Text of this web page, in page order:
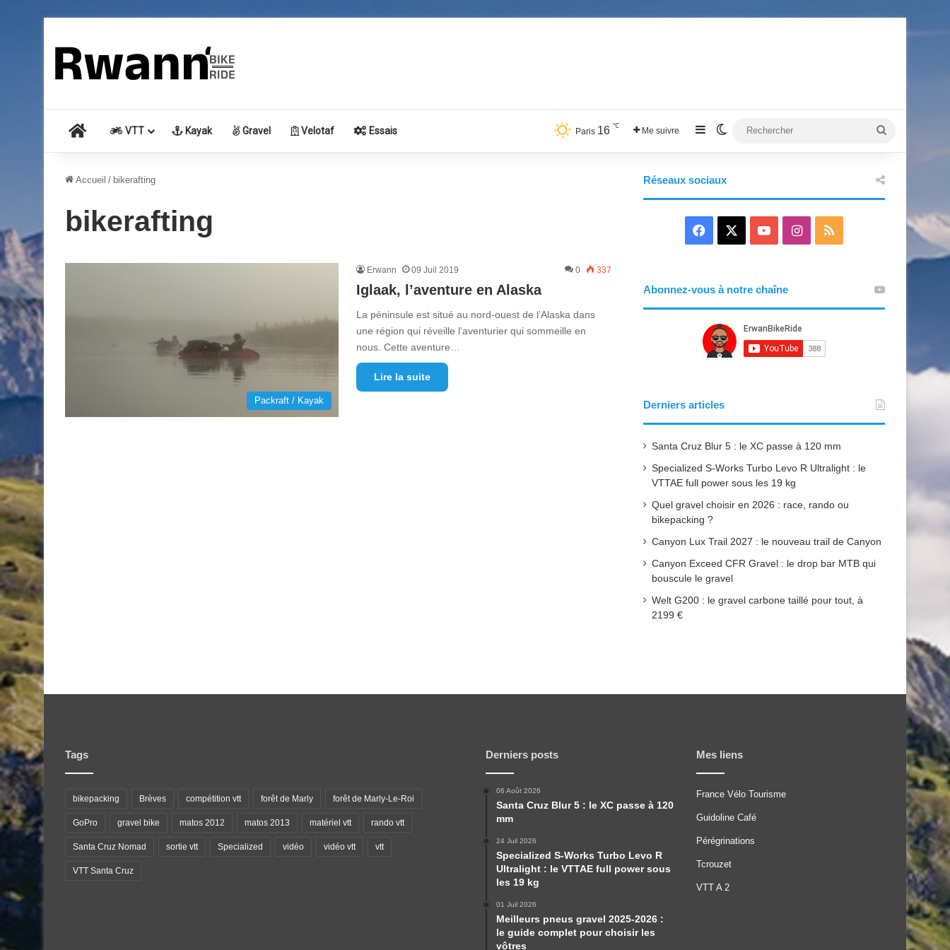
Accueil VTT Kayak Gravel Velotaf Essais Paris 16 ℃ Me suivre Sidebar (barre latérale)
Switch skin
Accueil / bikerafting
bikerafting
Packraft / Kayak
Erwann 09 Juil 2019 0 337
Iglaak, l’aventure en Alaska
La péninsule est situé au nord-ouest de l’Alaska dans
une région qui réveille l’aventurier qui sommeille en
nous. Cette aventure…
Lire la suite
Réseaux sociaux
c
b
o
k
u
u
I
a
a
Abonnez-vous à notre chaîne
Derniers articles
Santa Cruz Blur 5 : le XC passe à 120 mm
Specialized S-Works Turbo Levo R Ultralight : le
VTTAE full power sous les 19 kg
Quel gravel choisir en 2026 : race, rando ou
bikepacking ?
Canyon Lux Trail 2027 : le nouveau trail de Canyon
Canyon Exceed CFR Gravel : le drop bar MTB qui
bouscule le gravel
Welt G200 : le gravel carbone taillé pour tout, à
2199 €
Tags
bikepacking Brèves compétition vtt forêt de Marly forêt de Marly-Le-Roi
GoPro gravel bike matos 2012 matos 2013 matériel vtt rando vtt
Santa Cruz Nomad sortie vtt Specialized vidéo vidéo vtt vtt
VTT Santa Cruz
Derniers posts
06 Août 2026
Santa Cruz Blur 5 : le XC passe à 120
mm
24 Juil 2026
Specialized S-Works Turbo Levo R
Ultralight : le VTTAE full power sous
les 19 kg
01 Juil 2026
Meilleurs pneus gravel 2025-2026 :
le guide complet pour choisir les
vôtres
Mes liens
France Vélo Tourisme
Guidoline Café
Pérégrinations
Tcrouzet
VTT A 2